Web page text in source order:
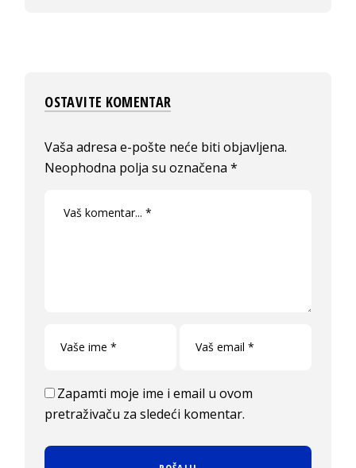
OSTAVITE KOMENTAR
Vaša adresa e-pošte neće biti objavljena.
Neophodna polja su označena*
Zapamti moje ime i email u ovom
pretraživaču za sledeći komentar.